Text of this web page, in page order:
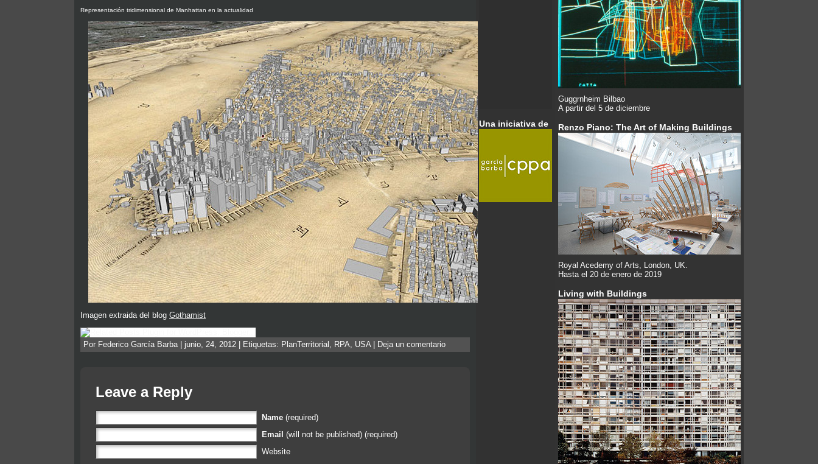
Representación tridimensional de Manhattan en la actualidad
Imagen extraida del blog Gothamist
Por Federico García Barba | junio, 24, 2012 | Etiquetas: PlanTerritorial RPA USA Deja un comentario
Leave a Reply
Name (required)
Email (will not be published) (required)
Website
Una iniciativa de
Guggrnheim Bilbao
A partir del 5 de diciembre
Renzo Piano: The Art of Making Buildings
Royal Acedemy of Arts, London, UK.
Hasta el 20 de enero de 2019
Living with Buildings